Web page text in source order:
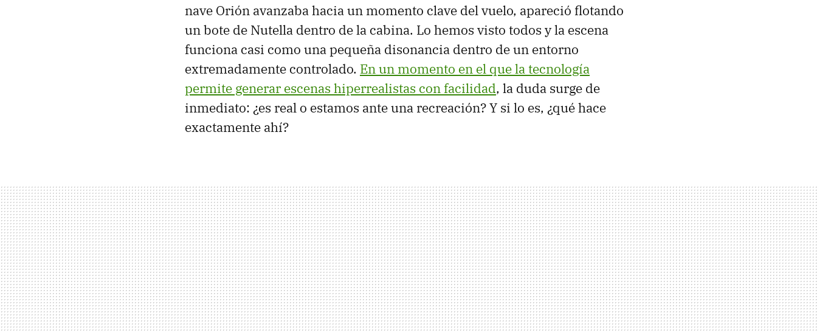
nave Orión avanzaba hacia un momento clave del vuelo, apareció flotando
un bote de Nutella dentro de la cabina. Lo hemos visto todos y la escena
funciona casi como una pequeña disonancia dentro de un entorno
extremadamente controlado. En un momento en el que la tecnología
permite generar escenas hiperrealistas con facilidad, la duda surge de
inmediato: ¿es real o estamos ante una recreación? Y si lo es, ¿qué hace
exactamente ahí?